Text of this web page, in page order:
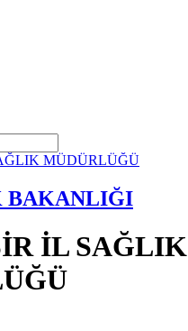
BAKANLIĞI
İL SAĞLIK